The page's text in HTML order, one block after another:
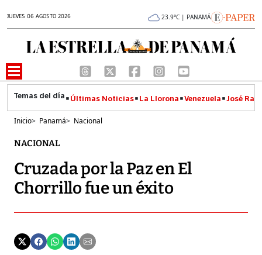
JUEVES 06 AGOSTO 2026 23.9°C | PANAMÁ
Últimas Noticias La Llorona Venezuela José
Inicio> Panamá> Nacional
NACIONAL
Cruzada por la Paz en El
Chorrillo fue un éxito